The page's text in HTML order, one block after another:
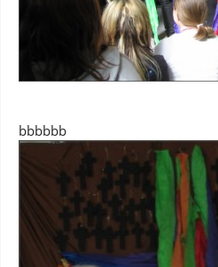
bbbbbb